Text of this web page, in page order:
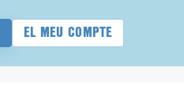
EL MEU COMPTE